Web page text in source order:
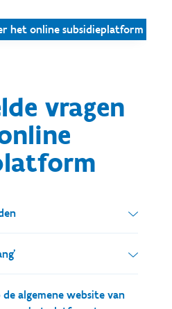
het online subsidieplatform
vragen
te zien krijgt raden we
boodschap te zien
algemene website van